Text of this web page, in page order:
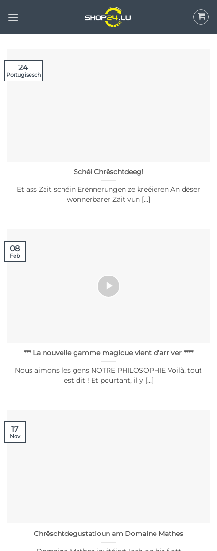
op
Schéi Chrëschtdeeg!
Et ass Zäit schéin Erënnerungen ze kreéieren An dëser
wonnerbarer Zäit vun [...]
24
Portugisesch
*** La nouvelle gamme magique vient d’arriver ****
Nous aimons les gens NOTRE PHILOSOPHIE Voilà, tout
est dit ! Et pourtant, il y [...]
08
Feb
Chrëschtdegustatioun am Domaine Mathes
17
Nov